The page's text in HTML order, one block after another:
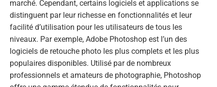
marché. Cependant, certains logiciels et applications se
distinguent par leur richesse en fonctionnalités et leur
facilité d’utilisation pour les utilisateurs de tous les
niveaux. Par exemple, Adobe Photoshop est l’un des
logiciels de retouche photo les plus complets et les plus
populaires disponibles. Utilisé par de nombreux
professionnels et amateurs de photographie, Photoshop